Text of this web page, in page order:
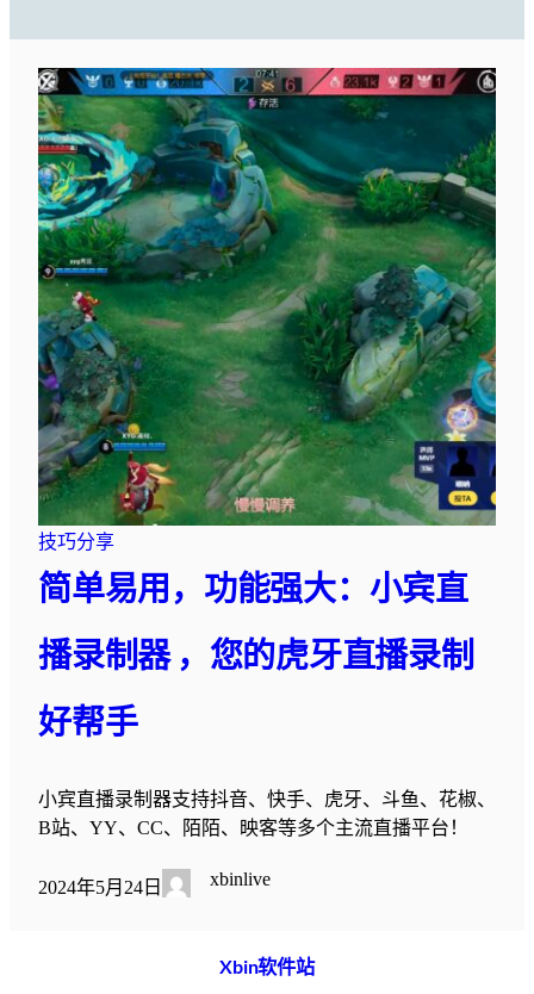
技巧分享
简单易用，功能强大：小宾直
播录制器 ，您的虎牙直播录制
好帮手
小宾直播录制器支持抖音、快手、虎牙、斗鱼、花椒、
B站、YY、CC、陌陌、映客等多个主流直播平台！
2024年5月24日 xbinlive
Xbin软件站